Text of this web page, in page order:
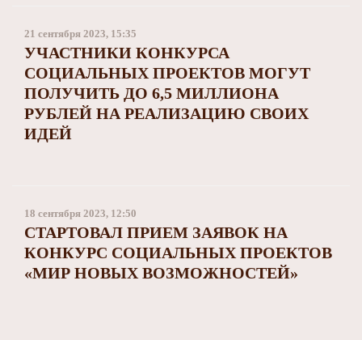
21 сентября 2023, 15:35
УЧАСТНИКИ КОНКУРСА
СОЦИАЛЬНЫХ ПРОЕКТОВ МОГУТ
ПОЛУЧИТЬ ДО 6,5 МИЛЛИОНА
РУБЛЕЙ НА РЕАЛИЗАЦИЮ СВОИХ
ИДЕЙ
18 сентября 2023, 12:50
СТАРТОВАЛ ПРИЕМ ЗАЯВОК НА
КОНКУРС СОЦИАЛЬНЫХ ПРОЕКТОВ
«МИР НОВЫХ ВОЗМОЖНОСТЕЙ»